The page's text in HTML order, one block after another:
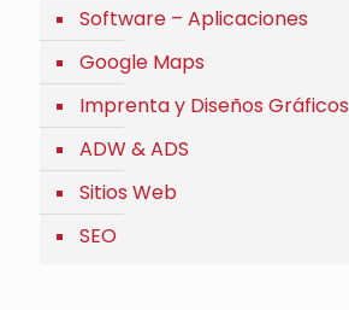
Software – Aplicaciones
Google Maps
Imprenta y Diseños Gráficos
ADW & ADS
Sitios Web
SEO